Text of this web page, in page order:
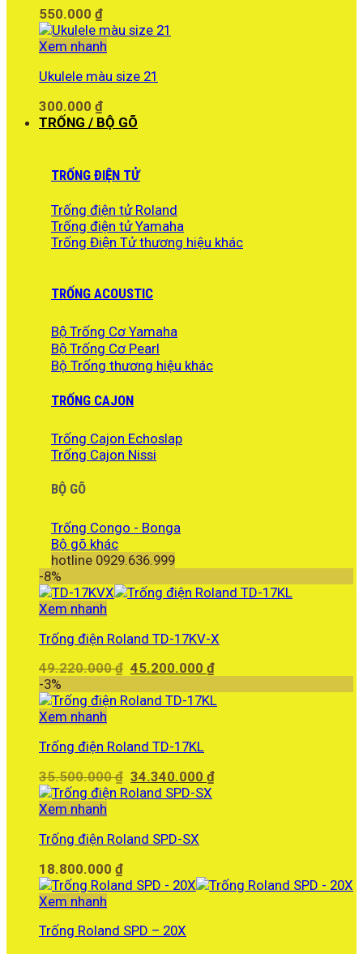
550.000 ₫
Xem nhanh
Ukulele màu size 21
300.000 ₫
TRỐNG / BỘ GÕ
TRỐNG ĐIỆN TỬ
Trống điện tử Roland
Trống điện tử Yamaha
Trống Điện Tử thương hiệu khác
TRỐNG ACOUSTIC
Bộ Trống Cơ Yamaha
Bộ Trống Cơ Pearl
Bộ Trống thương hiệu khác
TRỐNG CAJON
Trống Cajon Echoslap
Trống Cajon Nissi
BỘ GÕ
Trống Congo - Bonga
Bộ gõ khác
hotline 0929.636.999
-8%
Xem nhanh
Trống điện Roland TD-17KV-X
49.220.000₫ Giá
là:
45.200.000₫Giá
tại
-3%
Xem nhanh
Trống điện Roland TD-17KL
35.500.000₫ Giá
gốc
34.340.000₫Giá
Xem nhanh
Trống điện Roland SPD-SX
18.800.000 ₫
Xem nhanh
Trống Roland SPD – 20X